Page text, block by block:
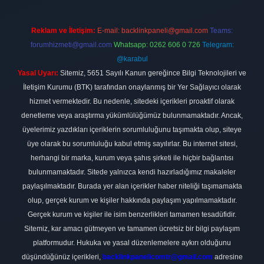
Reklam ve İletişim: E-mail: backlinkpaneli@gmail.com Teams:
forumhizmeti@gmail.com Whatsapp: 0262 606 0 726 Telegram:
@karabul
Yasal Uyarı: Sitemiz, 5651 Sayılı Kanun gereğince Bilgi Teknolojileri ve
İletişim Kurumu (BTK) tarafından onaylanmış bir Yer Sağlayıcı olarak
hizmet vermektedir. Bu nedenle, sitedeki içerikleri proaktif olarak
denetleme veya araştırma yükümlülüğümüz bulunmamaktadır. Ancak,
üyelerimiz yazdıkları içeriklerin sorumluluğunu taşımakta olup, siteye
üye olarak bu sorumluluğu kabul etmiş sayılırlar. Bu internet sitesi,
herhangi bir marka, kurum veya şahıs şirketi ile hiçbir bağlantısı
bulunmamaktadır. Sitede yalnızca kendi hazırladığımız makaleler
paylaşılmaktadır. Burada yer alan içerikler haber niteliği taşımamakta
olup, gerçek kurum ve kişiler hakkında paylaşım yapılmamaktadır.
Gerçek kurum ve kişiler ile isim benzerlikleri tamamen tesadüfidir.
Sitemiz, kar amacı gütmeyen ve tamamen ücretsiz bir bilgi paylaşım
platformudur. Hukuka ve yasal düzenlemelere aykırı olduğunu
düşündüğünüz içerikleri, backlinkpanelicomtr@gmail.com adresine